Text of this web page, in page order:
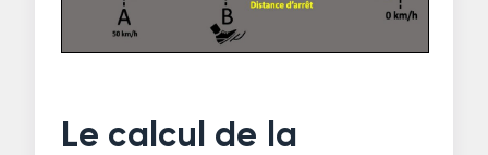
Le calcul de la